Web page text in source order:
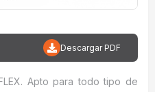
Descargar PDF
Apto para todo tipo de